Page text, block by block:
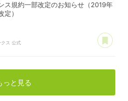
ス規約一部改定のお知らせ（2019年
定）
クス 公式
っと見る